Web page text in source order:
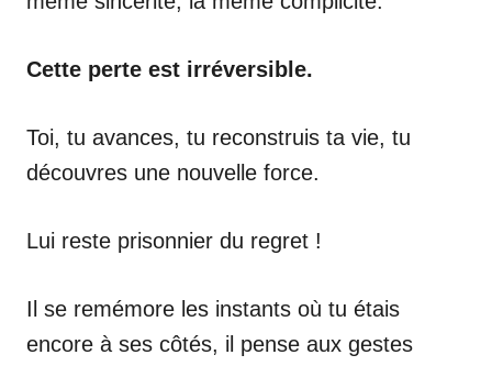
Cette perte est irréversible.
Toi, tu avances, tu reconstruis ta vie, tu
découvres une nouvelle force.
Lui reste prisonnier du regret !
Il se remémore les instants où tu étais
encore à ses côtés, il pense aux gestes